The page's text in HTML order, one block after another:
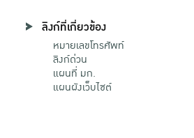
ลิงก์ที่เกี่ยวข้อง
หมายเลขโทรศัพท์
ลิงก์ด่วน
แผนที่ มก.
แผนผังเว็บไซต์